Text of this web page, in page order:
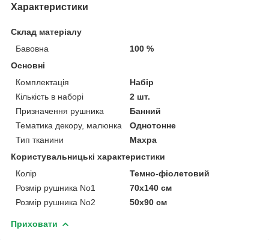
Характеристики
Склад матеріалу
Бавовна
100 %
Основні
Комплектація
Набір
Кількість в наборі
2 шт.
Призначення рушника
Банний
Тематика декору, малюнка
Однотонне
Тип тканини
Махра
Користувальницькі характеристики
Колір
Темно-фіолетовий
Розмір рушника No1
70х140 см
Розмір рушника No2
50х90 см
Приховати